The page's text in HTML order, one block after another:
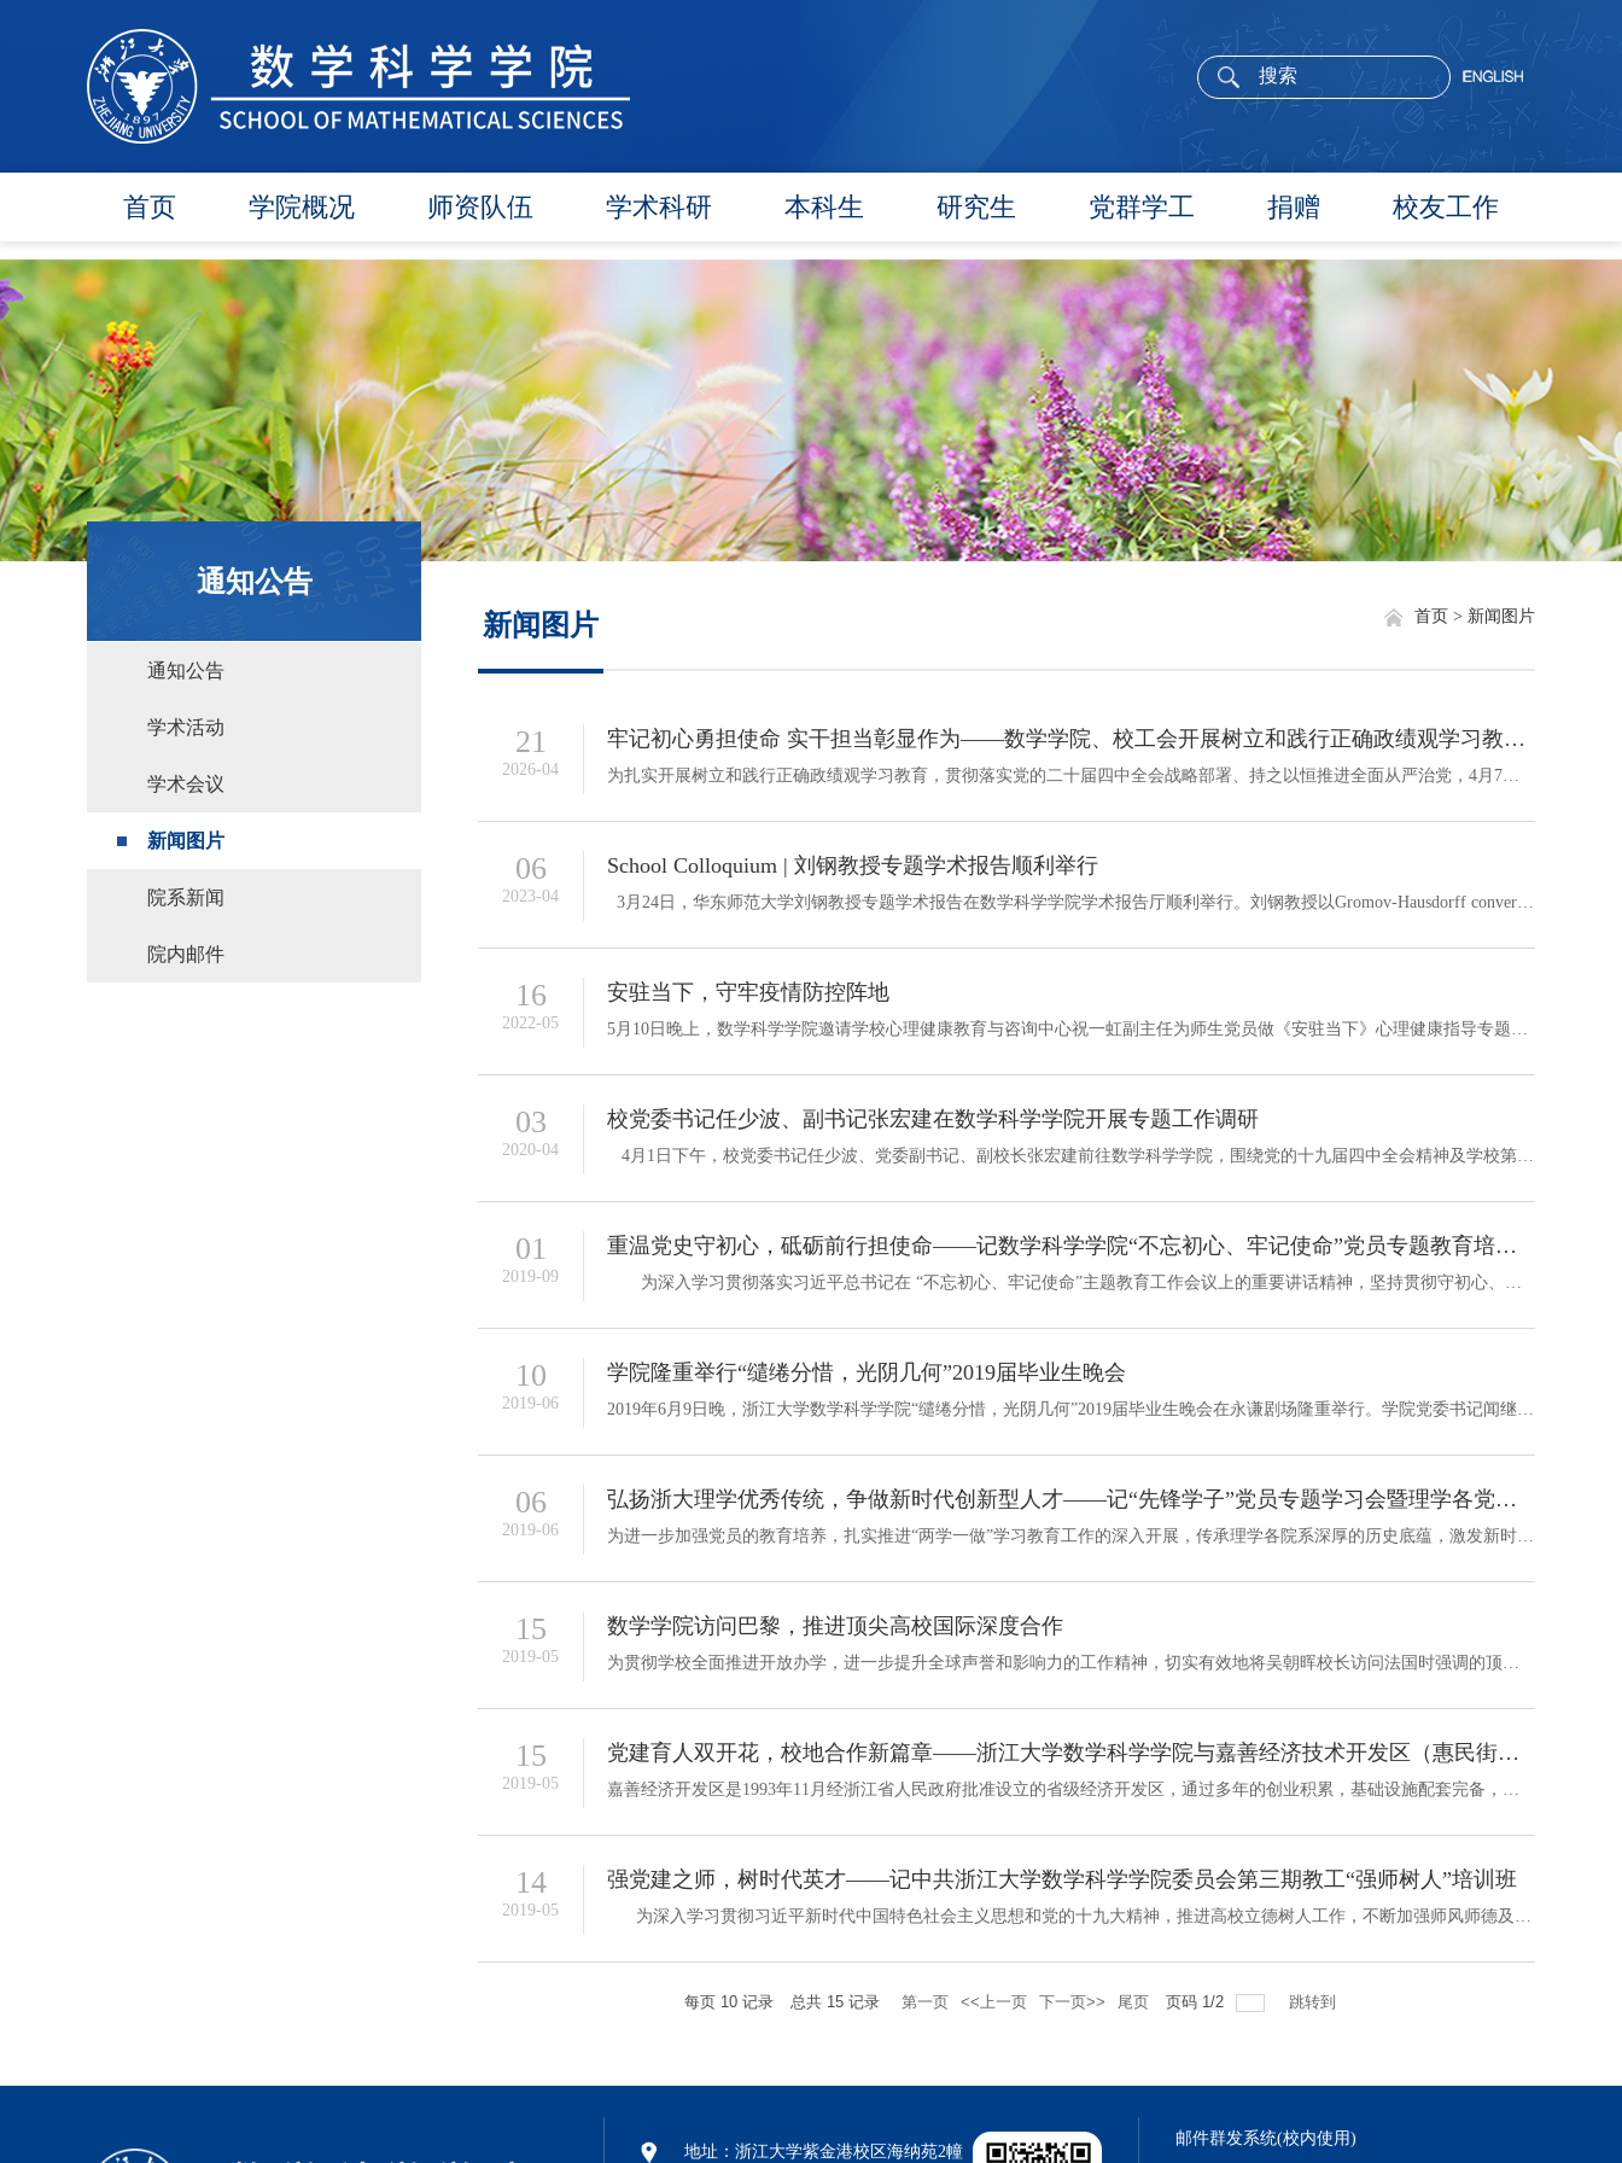
首页 学院概况
学院简介
学院领导
各委员会
办事指南
行政团队
师资队伍
在任教师
博导师资
硕导师资
退休教师
人才引进
学术科研
学术活动
文件汇编
本科生
信息公告
教研动态
学籍管理
实践教学
对外交流
研究生
信息公告
招生工作
培养工作
毕业学位
政策文件
党群学工
党委概况
党建工作
文件汇编
团学通知
团学新闻
学生文件资料
捐赠 校友工作
校友新闻
校友风采
校友名录
通知公告
通知公告
学术活动
学术会议
新闻图片
院系新闻
院内邮件
新闻图片 新闻图片
首页 >
21
2026-04
牢记初心勇担使命 实干担当彰显作为——数学学院、校工会开展树立和践行正确政绩观学习教育联学联建读书班集中研学
为扎实开展树立和践行正确政绩观学习教育，贯彻落实党的二十届四中全会战略部署、持之以恒推进全面从严治党，4月7日，由数学科学学院及校工会组成的树立和践行正确政绩观学习教育联学联建读书班第13小组开展集中研学及现场学习。校工会常务副主席楼建悦聚焦《以正确政绩观引领高质量工会工作》进行领学。她从深入贯彻习近平关于工人阶级和对工会工作的论述精神引入，表示要提高政治站位，深刻把握正确政绩观的核心要义，全面理解正...
06
2023-04
School Colloquium | 刘钢教授专题学术报告顺利举行
3月24日，华东师范大学刘钢教授专题学术报告在数学科学学院学术报告厅顺利举行。刘钢教授以Gromov-Hausdorff convergence on Kahler manifolds为题进行了精彩的讲述。 数学科学学院院长励建书院士、常务副院长盛为民、副院长江文帅及学院百余位师生共同参与报告会。
16
2022-05
安驻当下，守牢疫情防控阵地
5月10日晚上，数学科学学院邀请学校心理健康教育与咨询中心祝一虹副主任为师生党员做《安驻当下》心理健康指导专题讲座。讲座采用线上线下相结合的方式进行，学院师生党员300余人参加。本次讲座旨在学习和传播心理健康的理念和知识，尤其是常态化疫情防控的形势和压力之下，师生党员积极纾解压力、调适身心状态，以及自助和助人的方式方法。讲座也是学院党员先锋学子暨卓越人才培养工程的专题活动。学院党委书记、副院长陈庆全程参...
03
2020-04
校党委书记任少波、副书记张宏建在数学科学学院开展专题工作调研
4月1日下午，校党委书记任少波、党委副书记、副校长张宏建前往数学科学学院，围绕党的十九届四中全会精神及学校第十四次党代会精神贯彻落实、理科大会精神落实、推动理科发展及一流数学学科创建工作开展专题调研。学院党政领导班子及教师代表参加调研。 首先，数学科学学院院长包刚就发展现状、目标思路及建设举措等方面对学院整体工作情况进行汇报。学院在数学学科难得的历史机遇期，要党政一心、形成合...
01
2019-09
重温党史守初心，砥砺前行担使命――记数学科学学院“不忘初心、牢记使命”党员专题教育培训活动暨专题工作会
为深入学习贯彻落实习近平总书记在 “不忘初心、牢记使命”主题教育工作会议上的重要讲话精神，坚持贯彻守初心、担使命，找差距、抓落实的总要求，推进学院“双一流”建设各项工作。数学科学学院党委于2019年8月30日至8月31日在温州平阳县开展了“不忘初心、牢记使命”党员专题教育培训活动暨专题工作会。此次主题教育学习活动由学院党委书记闻继威主持，学院班子成员、基层组织负责人、三会负责人、教...
10
2019-06
学院隆重举行“缱绻分惜，光阴几何”2019届毕业生晚会
2019年6月9日晚，浙江大学数学科学学院“缱绻分惜，光阴几何”2019届毕业生晚会在永谦剧场隆重举行。学院党委书记闻继威，副院长盛为民，党委副书记姚晨，院长助理、数学系系主任张挺，院长助理、应用数学系系主任徐翔，统计学系系主任张朋，信息与计算科学系系主任张庆海等三十余位老师莅临本次晚会，一同见证2019届毕业生从求是园扬帆启航，奔赴更广阔天地这一庄重时刻。 开场伊始，DFM街舞社带来了点燃全场的街舞表演。绚...
06
2019-06
弘扬浙大理学优秀传统，争做新时代创新型人才――记“先锋学子”党员专题学习会暨理学各党委联学联建活动启动仪式
为进一步加强党员的教育培养，扎实推进“两学一做”学习教育工作的深入开展，传承理学各院系深厚的历史底蕴，激发新时代理学党建工作的活力。2019年5月29日，“弘扬浙大理学优秀传统，争做新时代创新型人才――‘先锋学子’党员专题学习会暨理学各党委联学联建活动启动仪式”在浙江大学玉泉校区永谦活动中心剧场顺利举办。本次专题学习会由数学科学学院党委、物理学系党委、化学系党委、地球科学学院党委、心理与行为科学系党委联...
15
2019-05
数学学院访问巴黎，推进顶尖高校国际深度合作
为贯彻学校全面推进开放办学，进一步提升全球声誉和影响力的工作精神，切实有效地将吴朝晖校长访问法国时强调的顶尖高校合作要求落到实处，5月6日至7日，数学学院由院长包刚教授带队组团访问了巴黎综合理工学院、巴黎-萨克雷大学、巴黎高科-矿业学校、巴黎索邦大学。数学学院副院长盛为民教授、院长助理张挺教授、徐翔教授参加了本次访问活动。5月6日上午，数学学院代表团与巴黎综合理工学院及巴黎高科就深度合作事宜进行了会谈。...
15
2019-05
党建育人双开花，校地合作新篇章――浙江大学数学科学学院与嘉善经济技术开发区（惠民街道）共建校地党建与创业创新社会实践基地签约仪式
嘉善经济开发区是1993年11月经浙江省人民政府批准设立的省级经济开发区，通过多年的创业积累，基础设施配套完备，并形成了独特的服务体系，受到中外客户的赞誉。2011年6月29日，嘉善经济开发区经国务院批准（国办函[2011]53号），正式升级为国家级开发区，实行现行国家级经济技术开发区的政策。2019年5月11日，恰逢嘉善解放70周年，浙江大学数学科学学院与嘉善经济技术开发区（惠民街道）在嘉善经济开发区党群服务中心举行共建校地...
14
2019-05
强党建之师，树时代英才――记中共浙江大学数学科学学院委员会第三期教工“强师树人”培训班
为深入学习贯彻习近平新时代中国特色社会主义思想和党的十九大精神，推进高校立德树人工作，不断加强师风师德及理想信念教育。数学科学学院党委于2019年5月10日至5月11日在上海举办了中共浙江大学数学科学学院委员会第三期教工“强师树人”培训班。此次培训班由学院党委书记闻继威带领分别前往上海复旦大学数学科学学院、陈望道旧居纪念馆、上海中共一大会址开展了基层党委联建联学及党建现场教学活动。参与...
每页 10 记录 总共 15 记录 第一页 <<上一页 下一页>> 尾页 页码 1/2 跳转到
地址：浙江大学紫金港校区海纳苑2幢
邮件群发系统(校内使用)